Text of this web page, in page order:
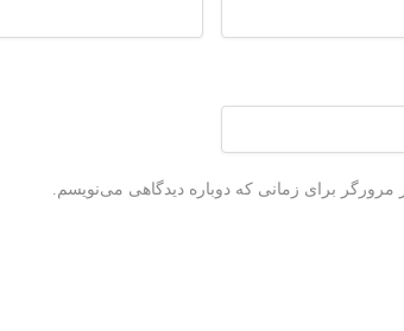
مرورگر برای زمانی که دوباره دیدگاهی می‌نویسم.